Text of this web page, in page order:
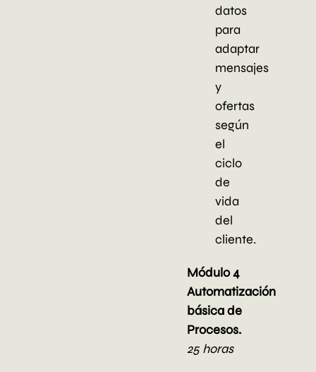
datos
para
adaptar
mensajes
y
ofertas
según
el
ciclo
de
vida
del
cliente.
Módulo 4
Automatización
básica de
Procesos.
25 horas